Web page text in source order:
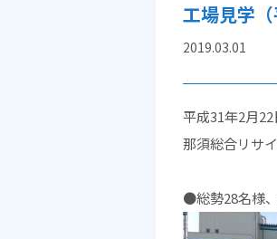
工場見学
2019.03.01
平成31年2月
那須総合リサ
●総勢28名様